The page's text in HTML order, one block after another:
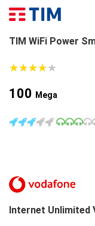
TIM WiFi Power
★★★★★
★★★★★
100 Mega
Internet Unlimited